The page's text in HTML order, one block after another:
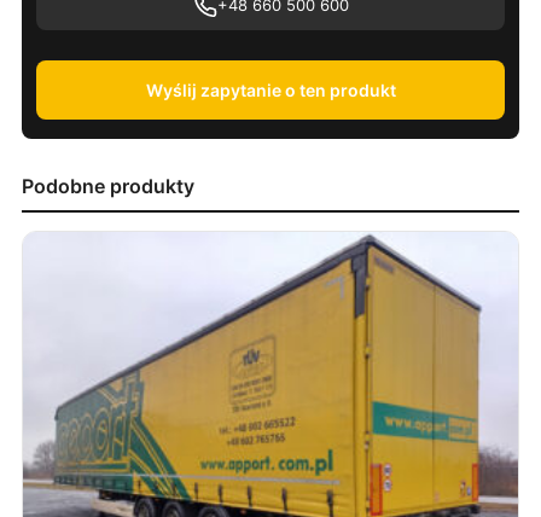
+48 660 500 600
Wyślij zapytanie o ten produkt
Podobne produkty